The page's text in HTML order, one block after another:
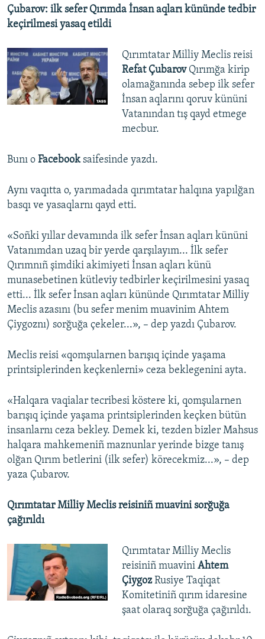
Çubarov: ilk sefer Qırımda İnsan aqları kününde tedbir
keçirilmesi yasaq etildi
Qırımtatar Milliy Meclis reisi
Refat ÇubarovQırımğa kirip
olamağanında sebep ilk sefer
İnsan aqlarını qoruv kününi
Vatanından tış qayd etmege
mecbur.
Bunı o Facebooksaifesinde yazdı.
Aynı vaqıtta o, yarımadada qırımtatar halqına yapılğan
basqı ve yasaqlarnı qayd etti.
«Soñki yıllar devamında ilk sefer İnsan aqları kününi
Vatanımdan uzaq bir yerde qarşılayım... İlk sefer
Qırımnıñ şimdiki akimiyeti İnsan aqları künü
munasebetinen kütleviy tedbirler keçirilmesini yasaq
etti... İlk sefer İnsan aqları kününde Qırımtatar Milliy
Meclis azasını (bu sefer menim muavinim Ahtem
Çiygoznı) sorğuğa çekeler...», – dep yazdı Çubarov.
Meclis reisi «qomşularnen barışıq içinde yaşama
printsiplerinden keçkenlerni» ceza beklegenini ayta.
«Halqara vaqialar tecribesi köstere ki, qomşularnen
barışıq içinde yaşama printsiplerinden keçken bütün
insanlarnı ceza bekley. Demek ki, tezden bizler Mahsus
halqara mahkemeniñ maznunlar yerinde bizge tanış
olğan Qırım betlerini (ilk sefer) körecekmiz...», – dep
yaza Çubarov.
Qırımtatar Milliy Meclis reisiniñ muavini sorğuğa
çağırıldı
Qırımtatar Milliy Meclis
reisiniñ muavini Ahtem
ÇiygozRusiye Taqiqat
Komitetiniñ qırım idaresine
şaat olaraq sorğuğa çağırıldı.